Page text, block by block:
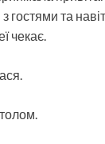
гостями та
чекає.